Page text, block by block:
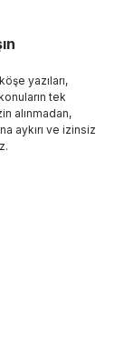
yazıları,
tek
alınmadan,
aykırı ve izinsiz